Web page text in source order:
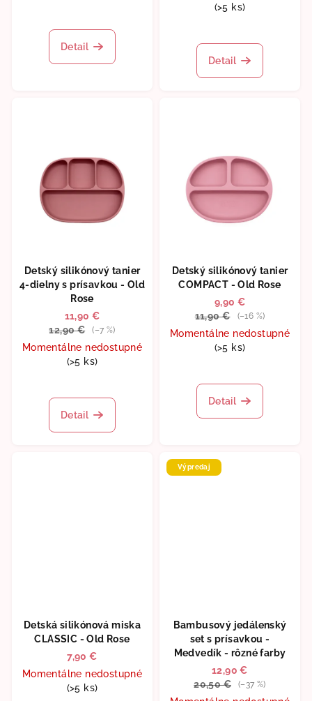
hodnotenie
produktu
Detail
(>5 ks)
Detail
Detský silikónový tanier
4-dielny s prísavkou - Old
Rose
11,90 €
12,90 €
(–7 %)
Momentálne nedostupné
(>5 ks)
hodnotenie
produktu
Detail
Detský silikónový tanier
COMPACT - Old Rose
9,90 €
11,90 €
(–16 %)
Momentálne nedostupné
(>5 ks)
Detail
Detská silikónová miska
CLASSIC - Old Rose
7,90 €
Momentálne nedostupné
(>5 ks)
Výpredaj
Bambusový jedálenský
set s prísavkou -
Medvedík - rôzné farby
12,90 €
20,50 €
(–37 %)